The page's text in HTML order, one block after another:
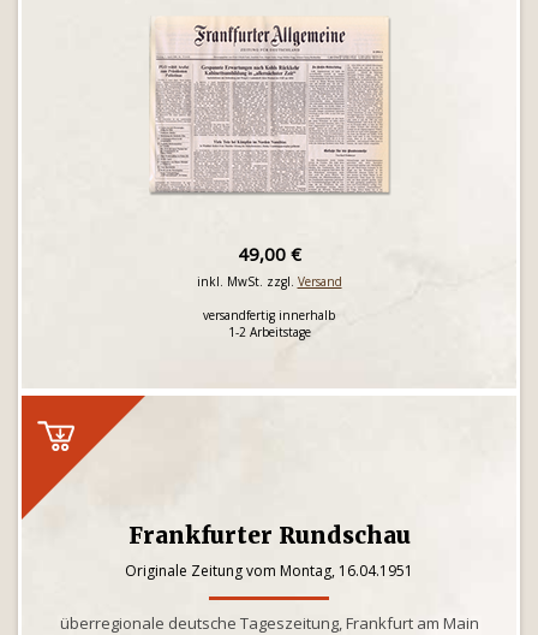
49,00 €
inkl. MwSt. zzgl. Versand
versandfertig innerhalb
1-2 Arbeitstage
Frankfurter Rundschau
Originale Zeitung vom Montag, 16.04.1951
überregionale deutsche Tageszeitung, Frankfurt am Main